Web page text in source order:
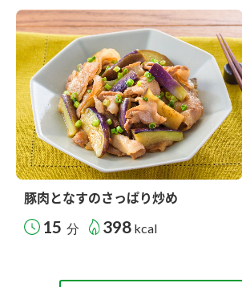
豚肉となすのさっぱり炒め
15 分 398 kcal